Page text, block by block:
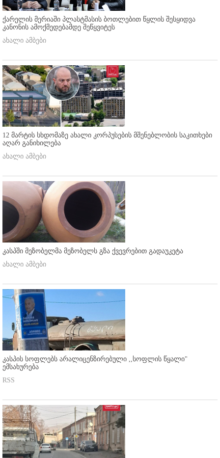
ქარელის მერიაში პლასტმასის ბოთლებით წყლის შესყიდვა
კანონის ამოქმედებამდე შეწყვიტეს
ახალი ამბები
12 მარტის სხდომაზე ახალი კორპუსების მშენებლობის საკითხები
აღარ განიხილება
ახალი ამბები
კასპში მეზობელმა მეზობელს გზა ქვევრებით გადაუკეტა
ახალი ამბები
კასპის სოფლებს არალიცენზირებული ,,სოფლის წყალი"
ემსახურება
RSS